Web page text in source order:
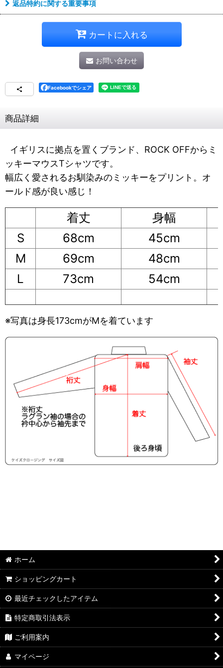
返品特約に関する重要事項
カートに入れる
お問い合わせ
Facebookでシェア
商品詳細
イギリスに拠点を置くブランド、ROCK OFFからミ
ッキーマウスTシャツです。
幅広く愛されるお馴染みのミッキーをプリント。オ
ールド感が良い感じ！
着丈
身幅
S
68cm
45cm
M
69cm
48cm
L
73cm 54cm
※写真は身長173cmがMを着ています
ホーム
ショッピングカート
最近チェックしたアイテム
特定商取引法表示
ご利用案内
マイページ